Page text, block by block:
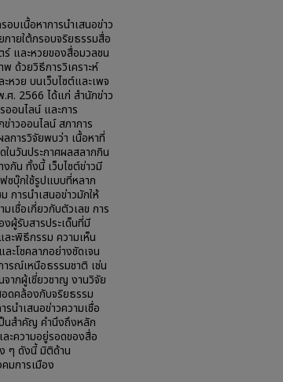
บเนื้อหาการนำเสนอข่าว
ภายใต้กรอบจริยธรรมสื่อ
ร์ และหวยของสื่อมวลชน
ด้วยวิธีการวิเคราะห์
หวย บนเว็บไซต์และเพจ
ศ. 2566 ได้แก่ สำนักข่าว
ออนไลน์ และการ
าวออนไลน์ สภาการ
การวิจัยพบว่า เนื้อหาที่
นวันประกาศผลสลากกิน
กัน ทั้งนี้ เว็บไซต์ข่าวมี
ซบุ๊กใช้รูปแบบที่หลาก
การนำเสนอข่าวมักให้
เชื่อเกี่ยวกับตัวเลข การ
ผู้รับสารประเด็นที่มี
ะพิธีกรรม ความเห็น
ะโชคลาภอย่างชัดเจน
รณ์เหนือธรรมชาติ เช่น
ากผู้เชี่ยวชาญ งานวิจัย
อดคล้องกับจริยธรรม
นำเสนอข่าวความเชื่อ
นสำคัญ คำนึงถึงหลัก
ะความอยู่รอดของสื่อ
ๆ ดังนี้ มิติด้าน
มการเมือง